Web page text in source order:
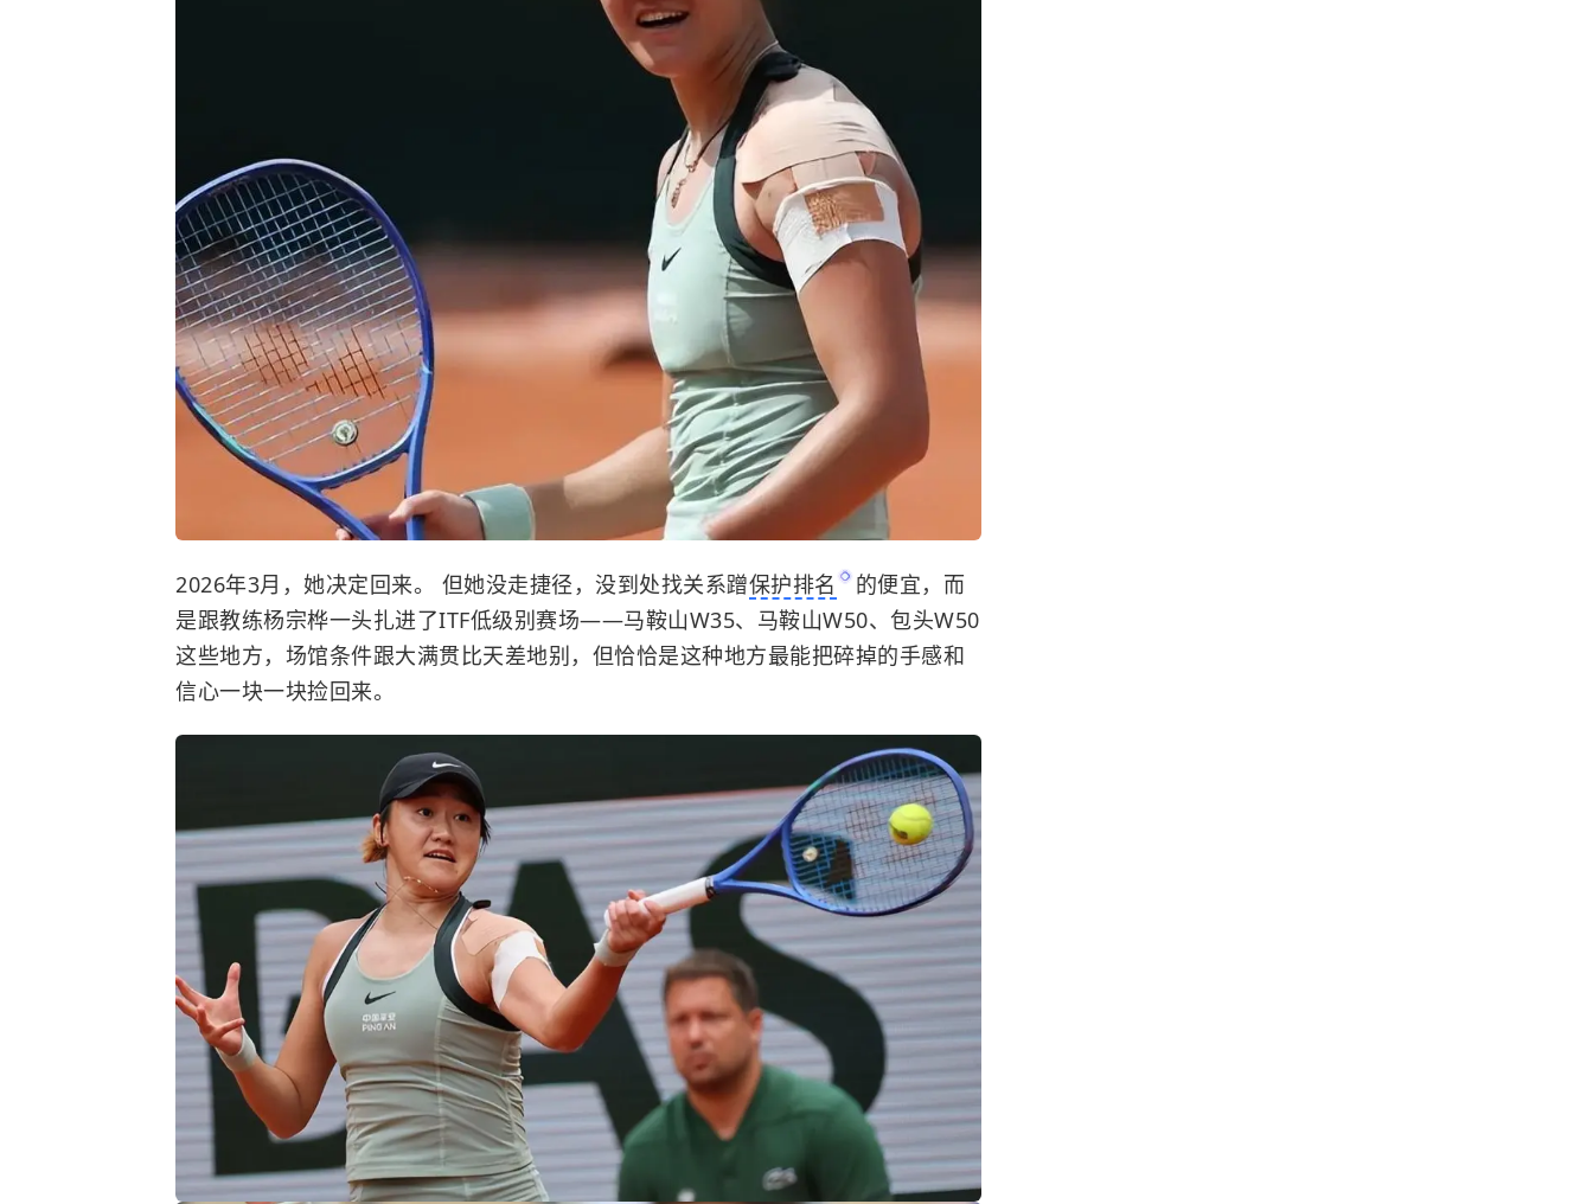
2026年3月，她决定回来。 但她没走捷径，没到处找关系蹭保护排名
的便宜，而
是跟教练杨宗桦一头扎进了ITF低级别赛场——马鞍山W35、马鞍山W50、包头W50
这些地方，场馆条件跟大满贯比天差地别，但恰恰是这种地方最能把碎掉的手感和
信心一块一块捡回来。